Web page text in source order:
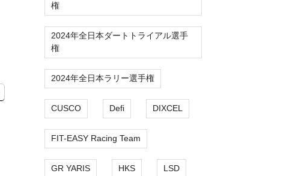
権
2024年全日本ダートトライアル選手
権
2024年全日本ラリー選手権
CUSCO Defi DIXCEL
FIT-EASY Racing Team
GR YARIS HKS LSD